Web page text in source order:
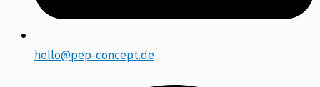
hello@pep-concept.de